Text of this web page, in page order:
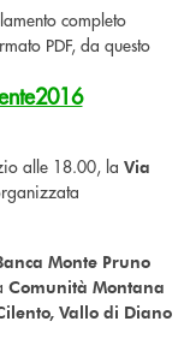
completo
PDF, da questo
alle 18.00, la Via
Monte Pruno
Comunità Montana
Vallo di Diano